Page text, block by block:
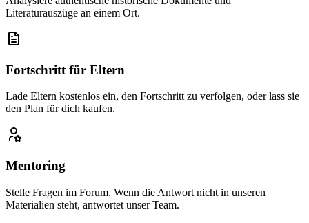
Literaturauszüge an einem Ort.
Fortschritt für Eltern
Lade Eltern kostenlos ein, den Fortschritt zu verfolgen, oder lass sie
den Plan für dich kaufen.
Mentoring
Stelle Fragen im Forum. Wenn die Antwort nicht in unseren
Materialien steht, antwortet unser Team.